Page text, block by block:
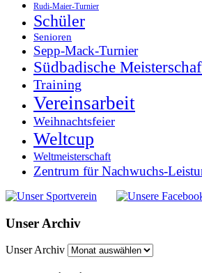
Rudi-Maier-Turnier
Schüler
Senioren
Sepp-Mack-Turnier
Südbadische
Training
Vereinsarbeit
Weihnachtsfeier
Weltcup
Weltmeisterschaft
Zentrum für Nachwuchs-
Unser Archiv
Unser Archiv